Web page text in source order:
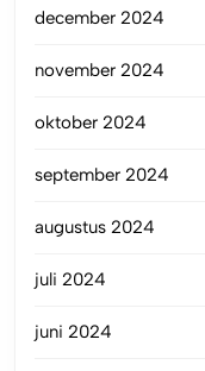
december 2024
november 2024
oktober 2024
september 2024
augustus 2024
juli 2024
juni 2024